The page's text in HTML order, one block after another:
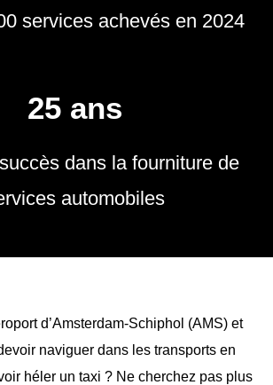
services achevés en 2024
25 ans
dans la fourniture de
automobiles
d’Amsterdam-Schiphol (AMS) et
naviguer dans les transports en
héler un taxi ? Ne cherchez pas plus